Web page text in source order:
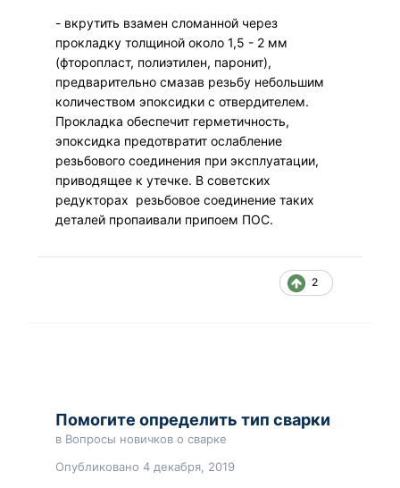
- вкрутить взамен сломанной через
прокладку толщиной около 1,5 - 2 мм
(фторопласт, полиэтилен, паронит),
предварительно смазав резьбу небольшим
количеством эпоксидки с отвердителем.
Прокладка обеспечит герметичность,
эпоксидка предотвратит ослабление
резьбового соединения при эксплуатации,
приводящее к утечке. В советских
редукторах резьбовое соединение таких
деталей пропаивали припоем ПОС.
2
Помогите определить тип сварки
в Вопросы новичков о сварке
Опубликовано 4 декабря, 2019